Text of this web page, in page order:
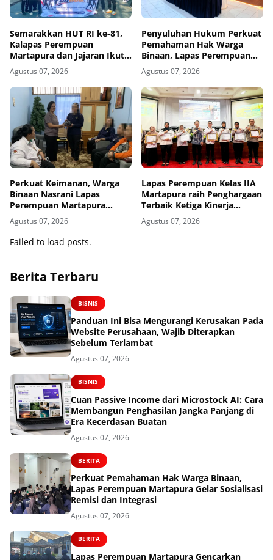
Semarakkan HUT RI ke-81,
Kalapas Perempuan
Martapura dan Jajaran Ikuti
Fun Walk Bersama Kakanwil
Agustus 07, 2026
Penyuluhan Hukum Perkuat
Pemahaman Hak Warga
Binaan, Lapas Perempuan
Martapura Gandeng Yayasan
Cahaya Cendekia Nusantara
Agustus 07, 2026
Perkuat Keimanan, Warga
Binaan Nasrani Lapas
Perempuan Martapura
Kebaktian bersama Gereja
Bethel
Agustus 07, 2026
Lapas Perempuan Kelas IIA
Martapura raih Penghargaan
Terbaik Ketiga Kinerja
Pelaksanaan Anggaran
Tahun 2025 dari KPPN
Agustus 07, 2026
Failed to load posts.
Berita Terbaru
BISNIS
Panduan Ini Bisa Mengurangi Kerusakan Pada
Website Perusahaan, Wajib Diterapkan
Sebelum Terlambat
Agustus 07, 2026
BISNIS
Cuan Passive Income dari Microstock AI: Cara
Membangun Penghasilan Jangka Panjang di
Era Kecerdasan Buatan
Agustus 07, 2026
BERITA
Perkuat Pemahaman Hak Warga Binaan,
Lapas Perempuan Martapura Gelar Sosialisasi
Remisi dan Integrasi
Agustus 07, 2026
BERITA
Lapas Perempuan Martapura Gencarkan